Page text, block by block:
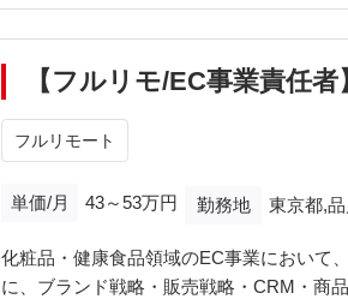
・アーキテクチャ: クリーンアーキテクチ
・開発ツール: Devin、Claude code、
・コミュニケーションツール: Slack、
【備考】
・PC貸与なし。ご自身でご用意いただきま
【フルリモ/EC事業責任
フルリモート
単価/月 43～53万円 勤務地 東京都,
化粧品・健康食品領域のEC事業において
に、ブランド戦略・販売戦略・CRM・商